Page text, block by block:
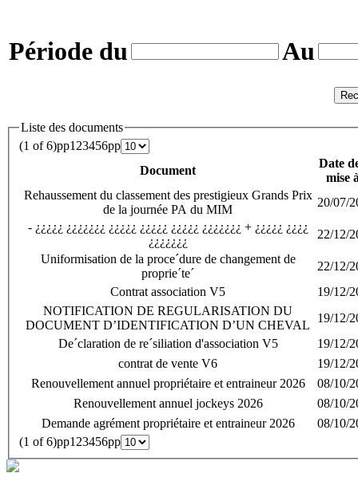
Période du Au
Liste des documents
(1 of 6)pp1 23456pp
Document
Date
mise
Rehaussement du classement des prestigieux Grands Prix
de la journée PA du MIM
20/07/
- ¿¿¿¿¿ ¿¿¿¿¿¿¿ ¿¿¿¿¿ ¿¿¿¿¿ ¿¿¿¿¿ ¿¿¿¿¿¿¿ + ¿¿¿¿¿ ¿¿¿¿
¿¿¿¿¿¿¿
22/12/
Uniformisation de la proce´dure de changement de
proprie´te´
22/12/
Contrat association V5
19/12/
NOTIFICATION DE REGULARISATION DU
DOCUMENT D’IDENTIFICATION D’UN CHEVAL
19/12/
De´claration de re´siliation d'association V5
19/12/
contrat de vente V6
19/12/
Renouvellement annuel propriétaire et entraineur 2026
08/10/
Renouvellement annuel jockeys 2026
08/10/
Demande agrément propriétaire et entraineur 2026
08/10/
(1 of 6)pp1 23456pp